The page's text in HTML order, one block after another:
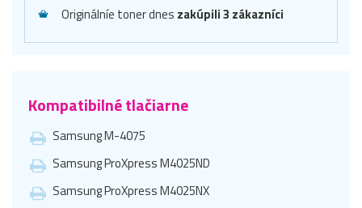
Originálníe toner dnes zakúpili 3 zákazníci
Kompatibilné tlačiarne
Samsung M-4075
Samsung ProXpress M4025ND
Samsung ProXpress M4025NX